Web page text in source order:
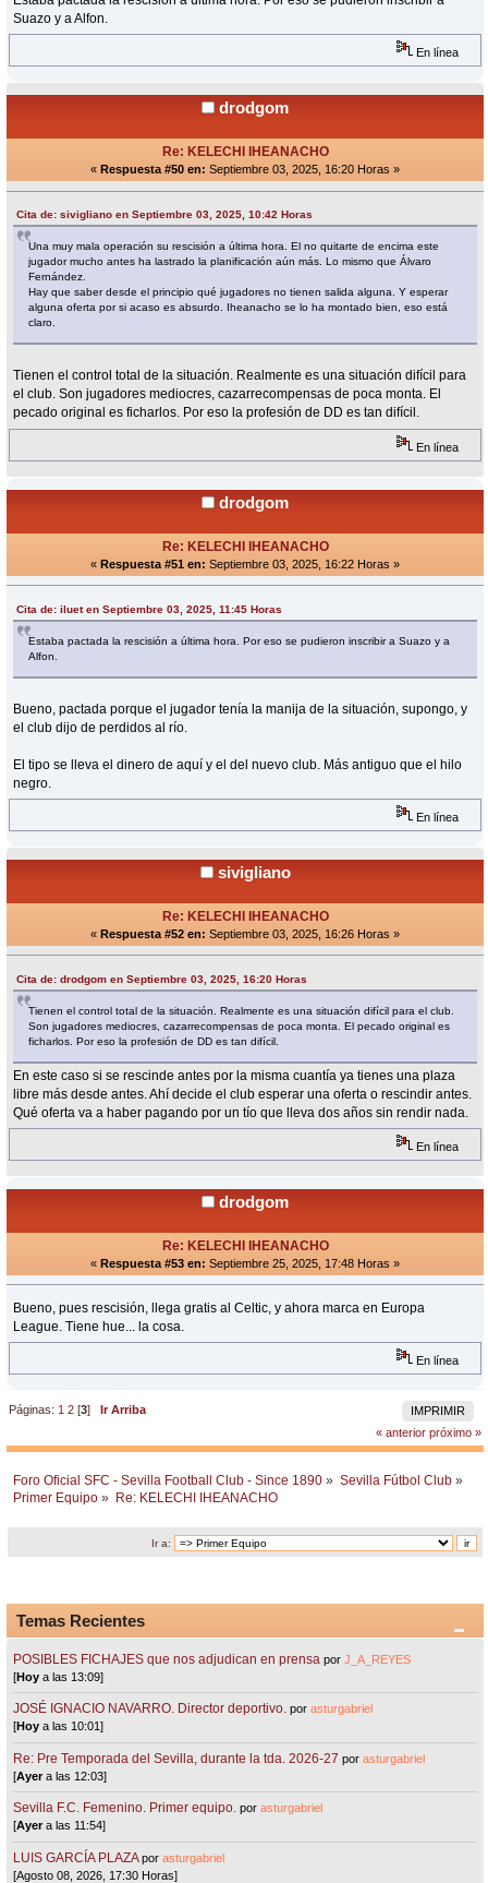
Suazo y a Alfon.
En línea
drodgom
Re: KELECHI IHEANACHO
« Respuesta #50 en: Septiembre 03, 2025, 16:20 Horas »
Cita de: sivigliano en Septiembre 03, 2025, 10:42 Horas
Una muy mala operación su rescisión a última hora. El no quitarte de encima este
jugador mucho antes ha lastrado la planificación aún más. Lo mismo que Álvaro
Fernández.
Hay que saber desde el principio qué jugadores no tienen salida alguna. Y esperar
alguna oferta por si acaso es absurdo. Iheanacho se lo ha montado bien, eso está
claro.
Tienen el control total de la situación. Realmente es una situación difícil para
el club. Son jugadores mediocres, cazarrecompensas de poca monta. El
pecado original es ficharlos. Por eso la profesión de DD es tan difícil.
En línea
drodgom
Re: KELECHI IHEANACHO
« Respuesta #51 en: Septiembre 03, 2025, 16:22 Horas »
Cita de: iluet en Septiembre 03, 2025, 11:45 Horas
Estaba pactada la rescisión a última hora. Por eso se pudieron inscribir a Suazo y a
Alfon.
Bueno, pactada porque el jugador tenía la manija de la situación, supongo, y
el club dijo de perdidos al río.
El tipo se lleva el dinero de aquí y el del nuevo club. Más antiguo que el hilo
negro.
En línea
sivigliano
Re: KELECHI IHEANACHO
« Respuesta #52 en: Septiembre 03, 2025, 16:26 Horas »
Cita de: drodgom en Septiembre 03, 2025, 16:20 Horas
Tienen el control total de la situación. Realmente es una situación difícil para el club.
Son jugadores mediocres, cazarrecompensas de poca monta. El pecado original es
ficharlos. Por eso la profesión de DD es tan difícil.
En este caso si se rescinde antes por la misma cuantía ya tienes una plaza
libre más desde antes. Ahí decide el club esperar una oferta o rescindir antes.
Qué oferta va a haber pagando por un tío que lleva dos años sin rendir nada.
En línea
drodgom
Re: KELECHI IHEANACHO
« Respuesta #53 en: Septiembre 25, 2025, 17:48 Horas »
Bueno, pues rescisión, llega gratis al Celtic, y ahora marca en Europa
League. Tiene hue... la cosa.
En línea
IMPRIMIR
Páginas: 1 2 [3]Ir Arriba
« anterior próximo »
Foro Oficial SFC - Sevilla Football Club - Since 1890 » Sevilla Fútbol Club »
Primer Equipo » Re: KELECHI IHEANACHO
Ir a:
Temas Recientes
POSIBLES FICHAJES que nos adjudican en prensa porJ_A_REYES
[Hoy a las 13:09]
JOSÉ IGNACIO NAVARRO. Director deportivo. porasturgabriel
[Hoy a las 10:01]
Re: Pre Temporada del Sevilla, durante la tda. 2026-27 porasturgabriel
[Ayera las 12:03]
Sevilla F.C. Femenino. Primer equipo. porasturgabriel
[Ayera las 11:54]
LUIS GARCÍA PLAZA porasturgabriel
[Agosto 08, 2026, 17:30 Horas]